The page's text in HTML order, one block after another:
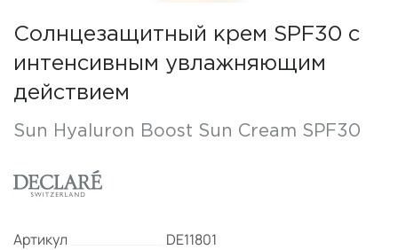
Солнцезащитный крем SPF30 с
интенсивным увлажняющим
действием
Sun Hyaluron Boost Sun Cream SPF30
Артикул
DE11801